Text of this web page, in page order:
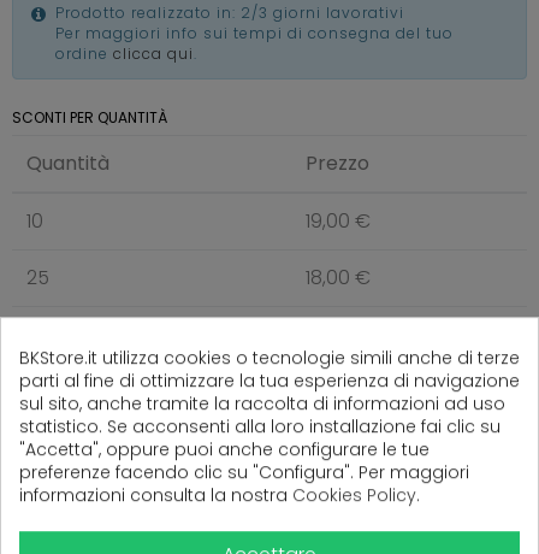
Prodotto realizzato in: 2/3 giorni lavorativi
Per maggiori info sui tempi di consegna del tuo
ordine clicca qui.
SCONTI PER QUANTITÀ
Quantità Prezzo
10 19,00 €
25 18,00 €
100 14,50 €
BKStore.it utilizza cookies o tecnologie simili anche di terze
parti al fine di ottimizzare la tua esperienza di navigazione
sul sito, anche tramite la raccolta di informazioni ad uso
statistico. Se acconsenti alla loro installazione fai clic su
"Accetta", oppure puoi anche configurare le tue
preferenze facendo clic su "Configura". Per maggiori
informazioni consulta la nostra Cookies Policy.